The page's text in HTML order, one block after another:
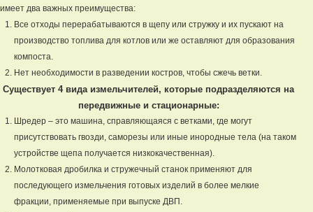
имеет два важных преимущества:
Все отходы перерабатываются в щепу или стружку и их пускают на
производство топлива для котлов или же оставляют для образования
компоста.
Нет необходимости в разведении костров, чтобы сжечь ветки.
Существует 4 вида измельчителей, которые подразделяются на
передвижные и стационарные:
Шредер – это машина, справляющаяся с ветками, где могут
присутствовать гвозди, саморезы или иные инородные тела (на таком
устройстве щепа получается низкокачественная).
Молотковая дробилка и стружечный станок применяют для
последующего измельчения готовых изделий в более мелкие
фракции, применяемые при выпуске ДВП.